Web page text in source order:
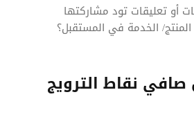
أو تعليقات تود مشاركتها
الخدمة في المستقبل؟
نقاط الترويج